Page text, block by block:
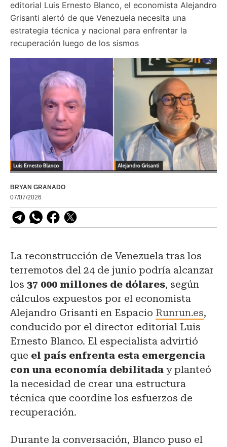
editorial Luis Ernesto Blanco, el economista Alejandro
Grisanti alertó de que Venezuela necesita una
estrategia técnica y nacional para enfrentar la
recuperación luego de los sismos
BRYAN GRANADO
07/07/2026
La reconstrucción de Venezuela tras los
terremotos del 24 de junio podría alcanzar
los 37 000 millones de dólares, según
cálculos expuestos por el economista
Alejandro Grisanti en Espacio Runrun.es,
conducido por el director editorial Luis
Ernesto Blanco. El especialista advirtió
que el país enfrenta esta emergencia
con una economía debilitada y planteó
la necesidad de crear una estructura
técnica que coordine los esfuerzos de
recuperación.
Durante la conversación, Blanco puso el